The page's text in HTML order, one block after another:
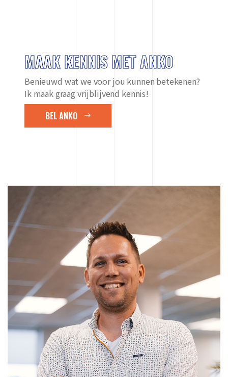
MAAK KENNIS MET ANKO
Benieuwd wat we voor jou kunnen betekenen?
Ik maak graag vrijblijvend kennis!
BEL ANKO